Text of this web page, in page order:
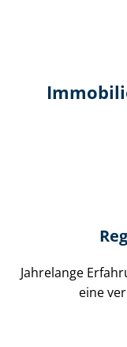
Jahrelange
eine